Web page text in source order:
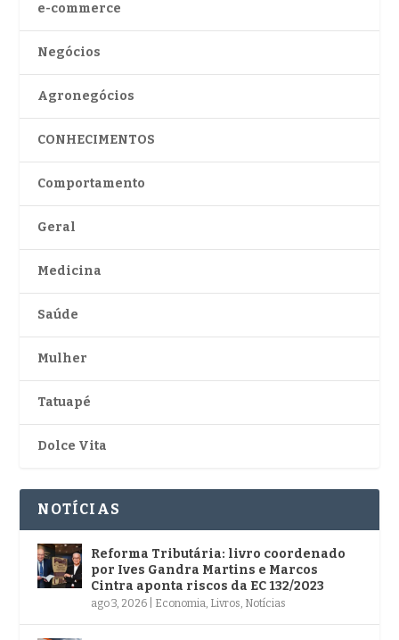
e-commerce
Negócios
Agronegócios
CONHECIMENTOS
Comportamento
Geral
Medicina
Saúde
Mulher
Tatuapé
Dolce Vita
NOTÍCIAS
Reforma Tributária: livro coordenado
por Ives Gandra Martins e Marcos
Cintra aponta riscos da EC 132/2023
ago 3, 2026 Economia, Livros, Notícias